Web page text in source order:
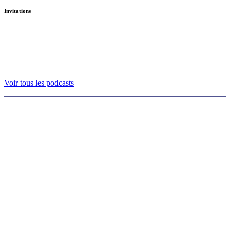
Invitations
Voir tous les podcasts